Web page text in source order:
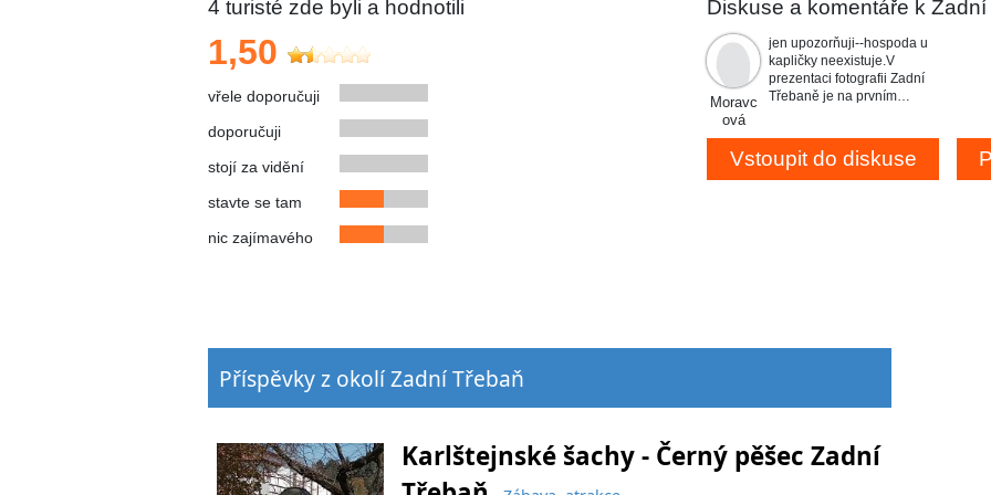
4 turisté zde byli a hodnotili
1,50
vřele doporučuji
doporučuji
stojí za vidění
stavte se tam
nic zajímavého
Diskuse a komentáře k
Moravc
ová
jen upozorňuji--hospoda u
kapličky neexistuje.V
prezentaci fotografii Zadní
Třebaně je na prvním…
Příspěvky z okolí Zadní Třebaň
Karlštejnské šachy - Černý pěšec Zadní